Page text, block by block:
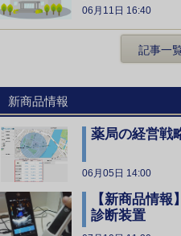
06月11日 16:40
記事一
新商品情報
薬局の経営戦
06月05日 14:00
【新商品情
診断装置